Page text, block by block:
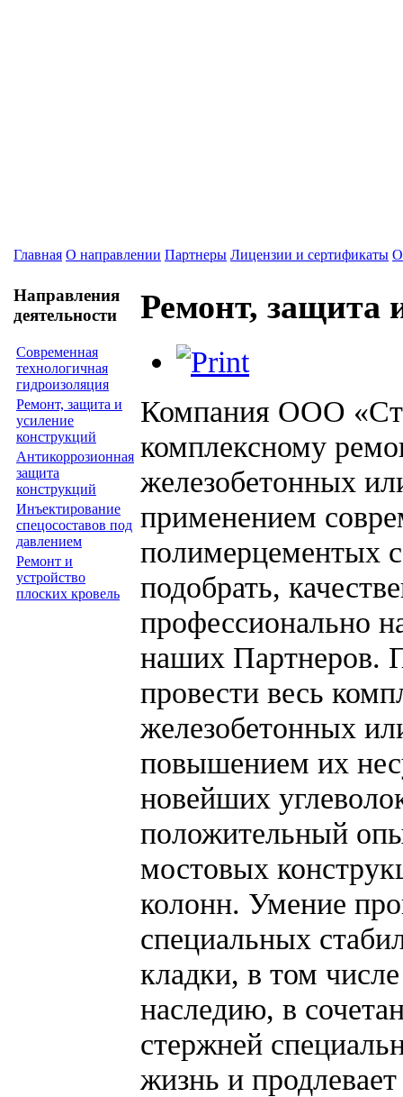
Главная О направлении Партнеры Лицензии и сертификаты
Направления
деятельности
Современная
технологичная
гидроизоляция
Ремонт, защита и
усиление
конструкций
Антикоррозионная
защита
конструкций
Инъектирование
спецосоставов под
давлением
Ремонт и
устройство
плоских кровель
Ремонт, защита
Компания ООО
комплексному
железобетонных
применением
полимерцементых
подобрать,
профессионально
наших Партнеров.
провести весь
железобетонных
повышением их
новейших
положительный
мостовых
колонн. Умение
специальных
кладки, в том
наследию, в
стержней
жизнь и